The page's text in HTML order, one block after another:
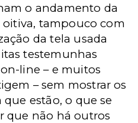
o andamento da
tampouco com
da tela usada
testemunhas
line – e muitos
– sem mostrar os
estão, o que se
que não há outros